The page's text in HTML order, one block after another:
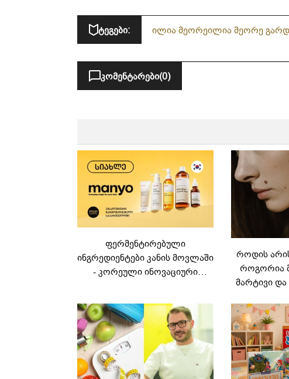
ტეგები: ილია მეორეილია მეორე
კომენტარები(0)
ფერმენტირებული
ინგრედიენტები კანის მოვლაში
- კორეული ინოვაციური
როდის
როგორია
მარტივი